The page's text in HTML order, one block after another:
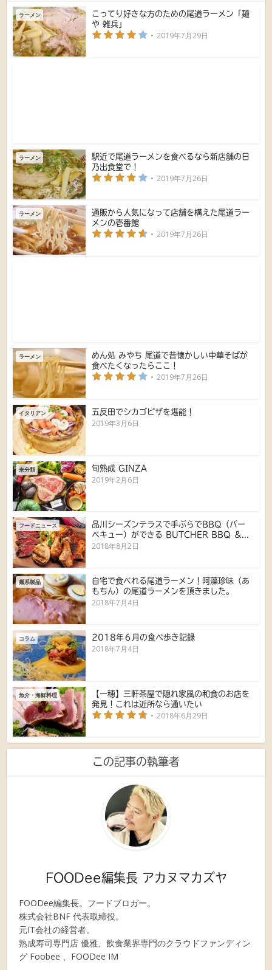
ラーメン
こってり好きな方のための尾道ラーメン「麺
や 雑兵」
2019年7月29日
ラーメン
駅近で尾道ラーメンを食べるなら新店舗の日
乃出食堂で！
2019年7月26日
ラーメン
通販から人気になって店舗を構えた尾道ラー
メンの壱番館
2019年7月26日
ラーメン
めん処 みやち 尾道で昔懐かしい中華そばが
食べたくなったらここ！
2019年7月26日
イタリアン 五反田でシカゴピザを堪能！
2019年3月6日
未分類 旬熟成 GINZA
2019年2月6日
フードニュース
品川シーズンテラスで手ぶらでBBQ（バー
ベキュー）ができる BUTCHER BBQ ＆...
2018年8月2日
麺系製品
自宅で食べれる尾道ラーメン！阿藻珍味（あ
もちん）の尾道ラーメンを頂きました。
2018年7月4日
コラム 2018年６月の食べ歩き記録
2018年7月4日
魚介・海鮮料理
【一穂】三軒茶屋で隠れ家風の和食のお店を
発見！これは近所なら通いたい
2018年6月29日
この記事の執筆者
FOODee編集長 アカヌマカズヤ
FOODee編集長。フードブロガー。
株式会社BNF 代表取締役。
元IT会社の経営者。
熟成寿司専門店 優雅、飲食業界専門のクラウドファンディン
グ Foobee 、FOODee IM